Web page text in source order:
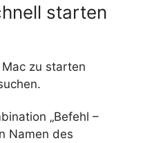
starten
zu starten
„Befehl –
Namen des